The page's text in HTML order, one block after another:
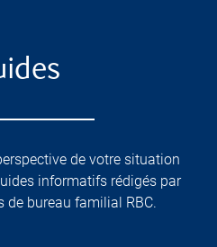
de votre situation
informatifs rédigés par
de bureau familial RBC.